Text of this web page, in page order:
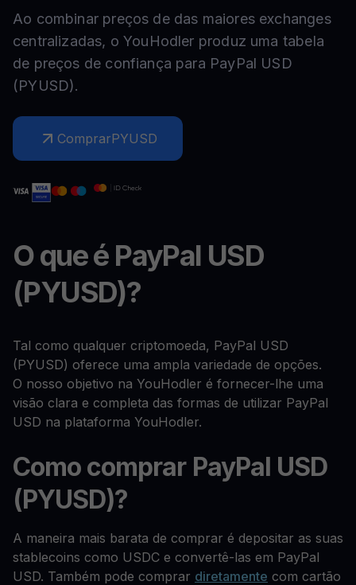
Ao combinar preços de das maiores exchanges
centralizadas, o YouHodler produz uma tabela
de preços de confiança para PayPal USD
(PYUSD).
ComprarPYUSD
O que é PayPal USD
(PYUSD)?
Tal como qualquer criptomoeda, PayPal USD
(PYUSD) oferece uma ampla variedade de opções.
O nosso objetivo na YouHodler é fornecer-lhe uma
visão clara e completa das formas de utilizar PayPal
USD na plataforma YouHodler.
Como comprar PayPal USD
(PYUSD)?
A maneira mais barata de comprar é depositar as suas
stablecoins como USDC e convertê-las em PayPal
USD. Também pode comprar diretamente com cartão